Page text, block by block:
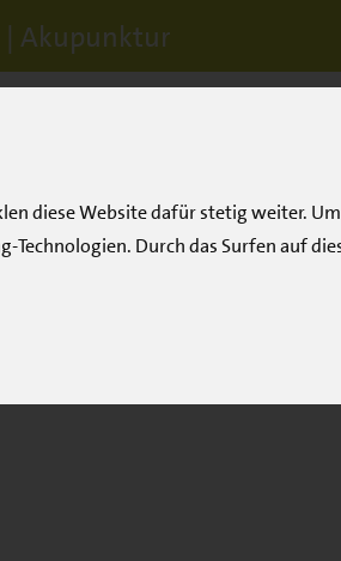
diese Website dafür stetig weiter.
Durch das Surfen auf
| Akupunktur